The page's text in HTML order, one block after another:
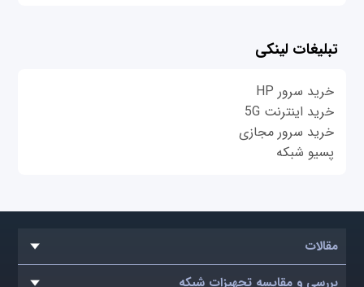
تبلیغات لینکی
خرید سرور HP
خرید اینترنت 5G
خرید سرور مجازی
پسیو شبکه
مقالات
بررسی و مقایسه تجهیزات شبکه